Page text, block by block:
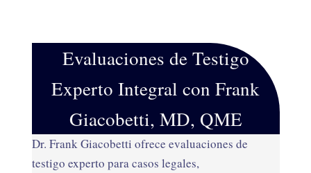
Evaluaciones de Testigo
Experto Integral con Frank
Giacobetti, MD, QME
Dr. Frank Giacobetti ofrece evaluaciones de
testigo experto para casos legales,